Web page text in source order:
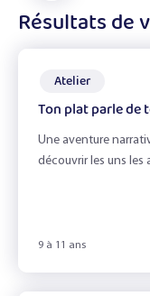
les
Résultats de
Atelier
Ton plat parle de
Une aventure
découvrir les uns les
9 à 11 ans